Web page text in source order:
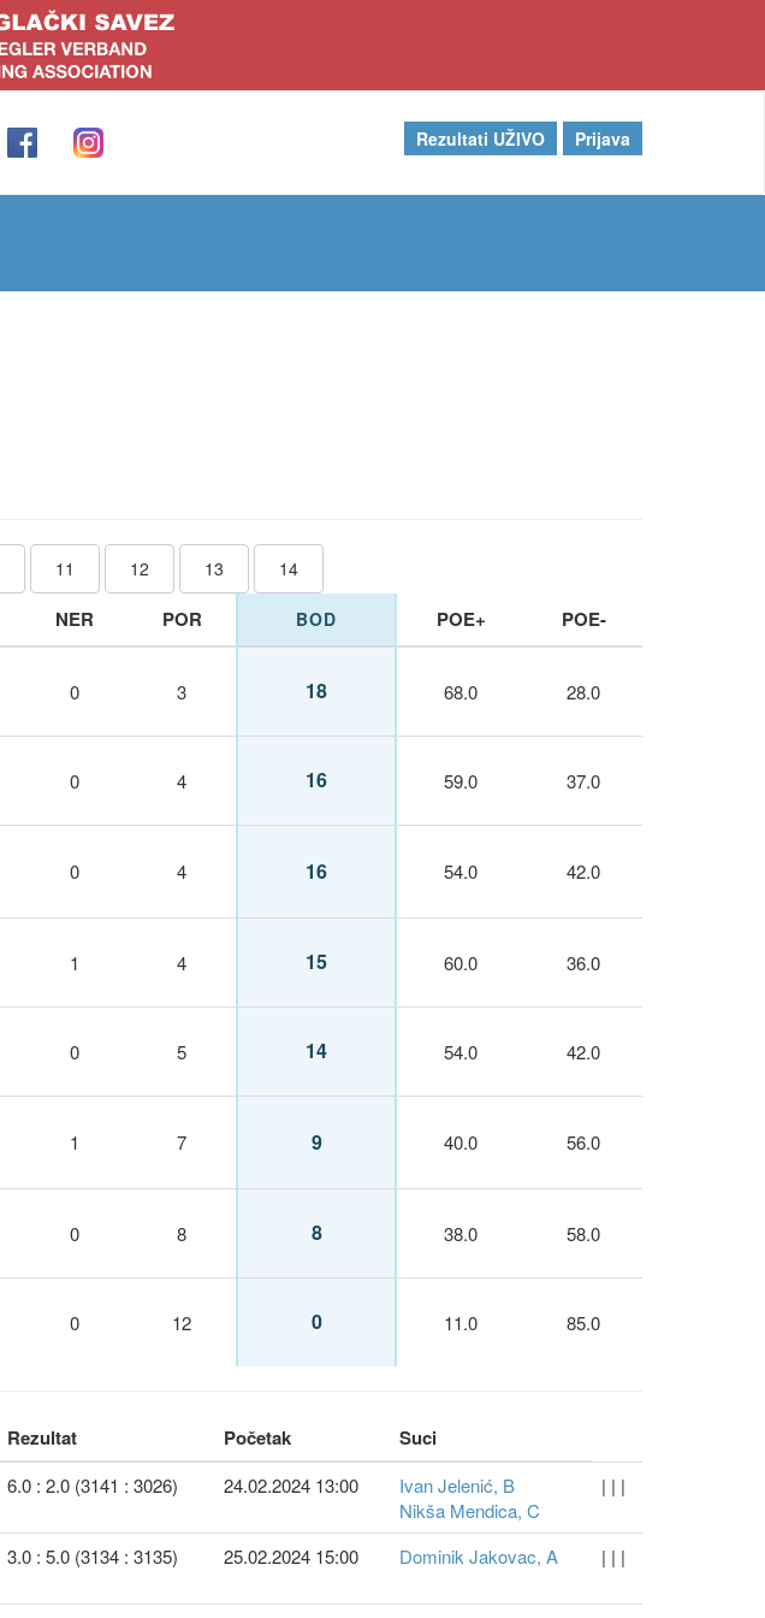
Rezultati UŽIVO Prijava
11 12 13 14
NER POR BOD POE+ POE-
0 3 18 68.0 28.0
0 4 16 59.0 37.0
0 4 16 54.0 42.0
1 4 15 60.0 36.0
0 5 14 54.0 42.0
1 7 9 40.0 56.0
0 8 8 38.0 58.0
0 12 0 11.0 85.0
Rezultat Početak Suci
6.0 : 2.0 (3141 : 3026) 24.02.2024 13:00
Ivan Jelenić, B
Nikša Mendica, C
| | |
3.0 : 5.0 (3134 : 3135) 25.02.2024 15:00 Dominik Jakovac, A | | |